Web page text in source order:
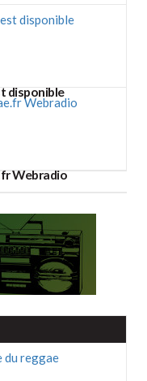
disponible
Webradio